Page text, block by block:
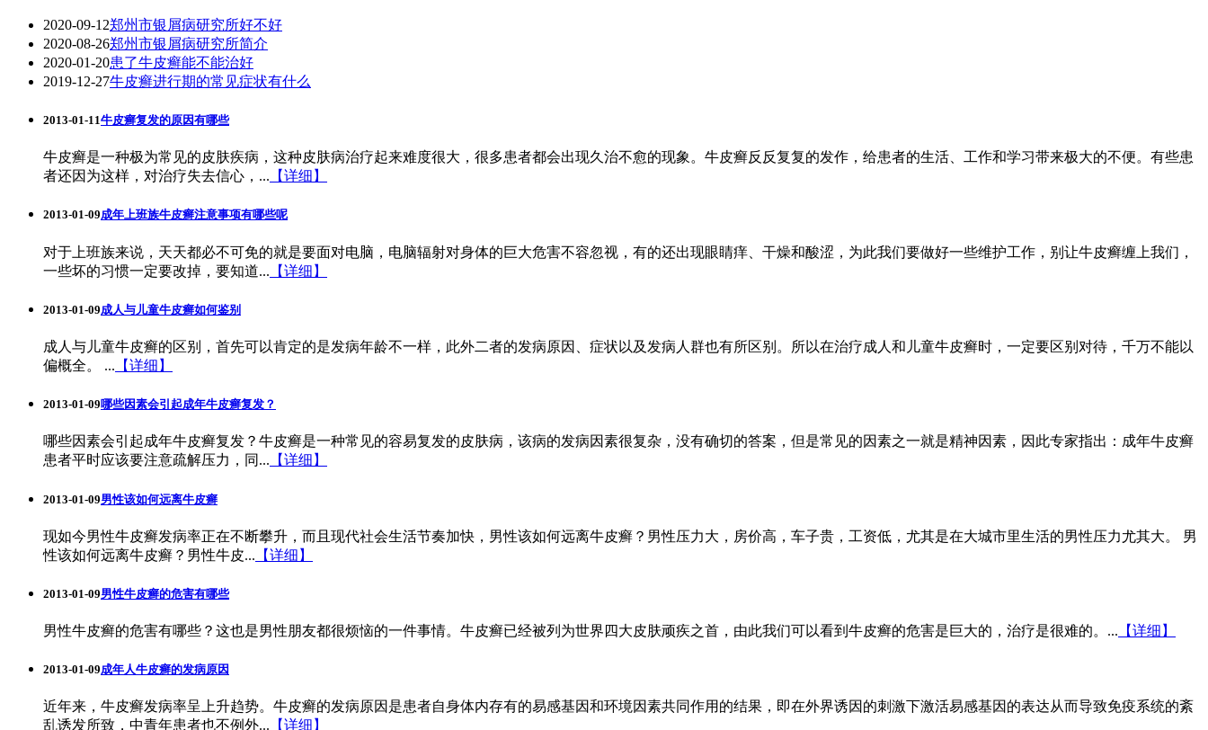
2020-09-12郑州市银屑病研究所好不好
2020-08-26郑州市银屑病研究所简介
2020-01-20患了牛皮癣能不能治好
2019-12-27牛皮癣进行期的常见症状有什么
2013-01-11牛皮癣复发的原因有哪些
牛皮癣是一种极为常见的皮肤疾病，这种皮肤病治疗起来难度很大，很多患者都会出现久治不愈的现象。牛皮癣反反复复的发作，给患者的生活、工作和学习带来极大的不便。有些患
者还因为这样，对治疗失去信心，... 【详细】
2013-01-09成年上班族牛皮癣注意事项有哪些呢
对于上班族来说，天天都必不可免的就是要面对电脑，电脑辐射对身体的巨大危害不容忽视，有的还出现眼睛痒、干燥和酸涩，为此我们要做好一些维护工作，别让牛皮癣缠上我们，
一些坏的习惯一定要改掉，要知道... 【详细】
2013-01-09成人与儿童牛皮癣如何鉴别
成人与儿童牛皮癣的区别，首先可以肯定的是发病年龄不一样，此外二者的发病原因、症状以及发病人群也有所区别。所以在治疗成人和儿童牛皮癣时，一定要区别对待，千万不能以
偏概全。 ... 【详细】
2013-01-09哪些因素会引起成年牛皮癣复发？
哪些因素会引起成年牛皮癣复发？牛皮癣是一种常见的容易复发的皮肤病，该病的发病因素很复杂，没有确切的答案，但是常见的因素之一就是精神因素，因此专家指出：成年牛皮癣
患者平时应该要注意疏解压力，同... 【详细】
2013-01-09男性该如何远离牛皮癣
现如今男性牛皮癣发病率正在不断攀升，而且现代社会生活节奏加快，男性该如何远离牛皮癣？男性压力大，房价高，车子贵，工资低，尤其是在大城市里生活的男性压力尤其大。 男
性该如何远离牛皮癣？男性牛皮... 【详细】
2013-01-09男性牛皮癣的危害有哪些
男性牛皮癣的危害有哪些？这也是男性朋友都很烦恼的一件事情。牛皮癣已经被列为世界四大皮肤顽疾之首，由此我们可以看到牛皮癣的危害是巨大的，治疗是很难的。... 【详细】
2013-01-09成年人牛皮癣的发病原因
近年来，牛皮癣发病率呈上升趋势。牛皮癣的发病原因是患者自身体内存有的易感基因和环境因素共同作用的结果，即在外界诱因的刺激下激活易感基因的表达从而导致免疫系统的紊
乱诱发所致，中青年患者也不例外... 【详细】